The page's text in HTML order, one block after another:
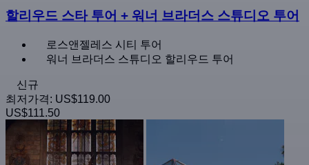
할리우드 스타 투어 + 워너 브라더스 스튜디오 투어
로스앤젤레스 시티 투어
워너 브라더스 스튜디오 할리우드 투어
신규
최저가격: US$119.00
US$111.50